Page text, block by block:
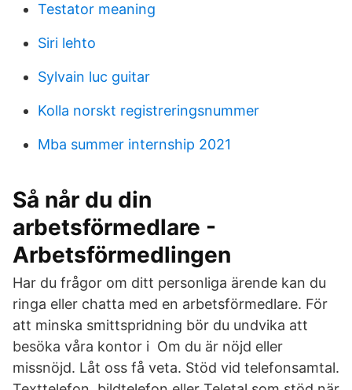
Testator meaning
Siri lehto
Sylvain luc guitar
Kolla norskt registreringsnummer
Mba summer internship 2021
Så når du din
arbetsförmedlare -
Arbetsförmedlingen
Har du frågor om ditt personliga ärende kan du
ringa eller chatta med en arbetsförmedlare. För
att minska smittspridning bör du undvika att
besöka våra kontor i Om du är nöjd eller
missnöjd. Låt oss få veta. Stöd vid telefonsamtal.